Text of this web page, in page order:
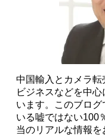
中国輸入とカメラ転
ビジネスなどを中
います。このブロ
いる嘘ではない100
当のリアルな情報